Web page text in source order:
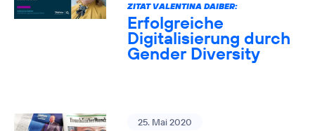
ZITAT VALENTINA DAIBER:
Erfolgreiche
Digitalisierung durch
Gender Diversity
25. Mai 2020